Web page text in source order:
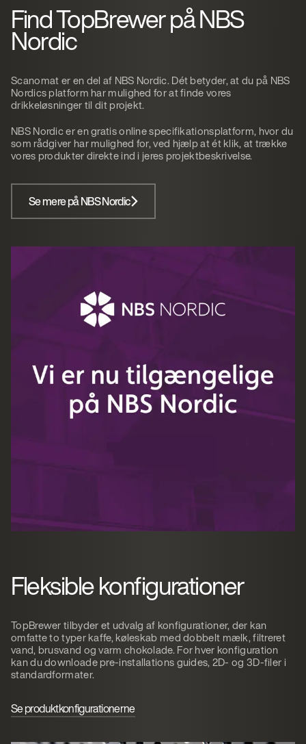
Find TopBrewer på NBS
Nordic
Scanomater en del af NBS Nordic. Dét betyder, at du på NBS
Nordics platform har mulighed for at finde vores
drikkeløsninger til dit projekt.
NBS Nordic er en gratis onlinespecifikationsplatform, hvor du
som rådgiver har mulighed for, ved hjælp at ét klik, at trække
vores produkter direkte ind i jeres projektbeskrivelse.
Se mere på NBS Nordic
Fleksible konfigurationer
TopBrewer tilbyder et udvalg af konfigurationer, der kan
omfatte to typer kaffe, køleskab med dobbelt mælk, filtreret
vand, brusvand og varm chokolade. For hver konfiguration
kan du downloade pre-installations guides, 2D- og 3D-filer i
standardformater.
Se produktkonfigurationerne